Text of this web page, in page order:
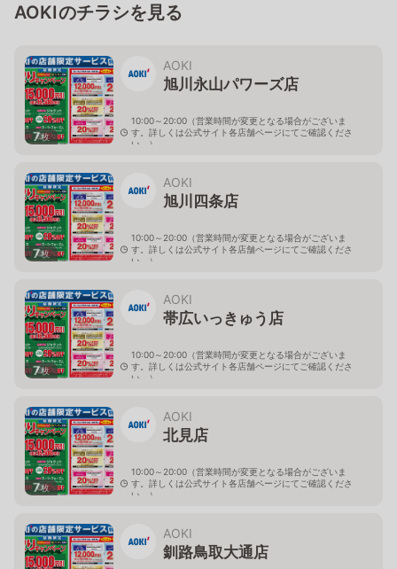
AOKIのチラシを見る
7枚
AOKI
旭川永山パワーズ店
10:00～20:00（営業時間が変更となる場合がございま
す。詳しくは公式サイト各店舗ページにてご確認くださ
い。）
7枚
AOKI
旭川四条店
10:00～20:00（営業時間が変更となる場合がございま
す。詳しくは公式サイト各店舗ページにてご確認くださ
い。）
7枚
AOKI
帯広いっきゅう店
10:00～20:00（営業時間が変更となる場合がございま
す。詳しくは公式サイト各店舗ページにてご確認くださ
い。）
7枚
AOKI
北見店
10:00～20:00（営業時間が変更となる場合がございま
す。詳しくは公式サイト各店舗ページにてご確認くださ
い。）
AOKI
釧路鳥取大通店